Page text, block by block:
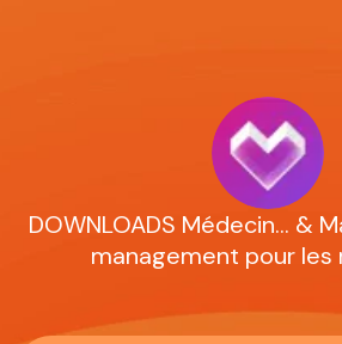
DOWNLOADS Médecin... &
management pour les